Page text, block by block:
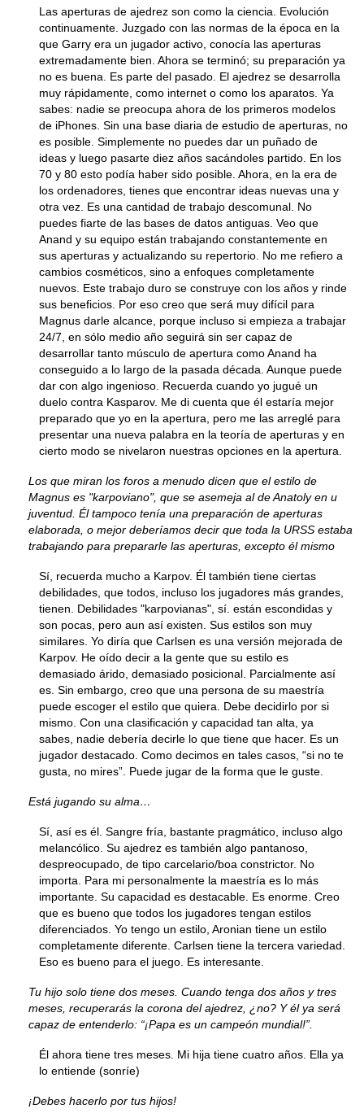
Las aperturas de ajedrez son como la ciencia. Evolución
continuamente. Juzgado con las normas de la época en la
que Garry era un jugador activo, conocía las aperturas
extremadamente bien. Ahora se terminó; su preparación ya
no es buena. Es parte del pasado. El ajedrez se desarrolla
muy rápidamente, como internet o como los aparatos. Ya
sabes: nadie se preocupa ahora de los primeros modelos
de iPhones. Sin una base diaria de estudio de aperturas, no
es posible. Simplemente no puedes dar un puñado de
ideas y luego pasarte diez años sacándoles partido. En los
70 y 80 esto podía haber sido posible. Ahora, en la era de
los ordenadores, tienes que encontrar ideas nuevas una y
otra vez. Es una cantidad de trabajo descomunal. No
puedes fiarte de las bases de datos antiguas. Veo que
Anand y su equipo están trabajando constantemente en
sus aperturas y actualizando su repertorio. No me refiero a
cambios cosméticos, sino a enfoques completamente
nuevos. Este trabajo duro se construye con los años y rinde
sus beneficios. Por eso creo que será muy difícil para
Magnus darle alcance, porque incluso si empieza a trabajar
24/7, en sólo medio año seguirá sin ser capaz de
desarrollar tanto músculo de apertura como Anand ha
conseguido a lo largo de la pasada década. Aunque puede
dar con algo ingenioso. Recuerda cuando yo jugué un
duelo contra Kasparov. Me di cuenta que él estaría mejor
preparado que yo en la apertura, pero me las arreglé para
presentar una nueva palabra en la teoría de aperturas y en
cierto modo se nivelaron nuestras opciones en la apertura.
Los que miran los foros a menudo dicen que el estilo de
Magnus es "karpoviano", que se asemeja al de Anatoly en u
juventud. Él tampoco tenía una preparación de aperturas
elaborada, o mejor deberíamos decir que toda la URSS estaba
trabajando para prepararle las aperturas, excepto él mismo
Sí, recuerda mucho a Karpov. Él también tiene ciertas
debilidades, que todos, incluso los jugadores más grandes,
tienen. Debilidades "karpovianas", sí. están escondidas y
son pocas, pero aun así existen. Sus estilos son muy
similares. Yo diría que Carlsen es una versión mejorada de
Karpov. He oído decir a la gente que su estilo es
demasiado árido, demasiado posicional. Parcialmente así
es. Sin embargo, creo que una persona de su maestría
puede escoger el estilo que quiera. Debe decidirlo por si
mismo. Con una clasificación y capacidad tan alta, ya
sabes, nadie debería decirle lo que tiene que hacer. Es un
jugador destacado. Como decimos en tales casos, “si no te
gusta, no mires”. Puede jugar de la forma que le guste.
Está jugando su alma…
Sí, así es él. Sangre fría, bastante pragmático, incluso algo
melancólico. Su ajedrez es también algo pantanoso,
despreocupado, de tipo carcelario/boa constrictor. No
importa. Para mi personalmente la maestría es lo más
importante. Su capacidad es destacable. Es enorme. Creo
que es bueno que todos los jugadores tengan estilos
diferenciados. Yo tengo un estilo, Aronian tiene un estilo
completamente diferente. Carlsen tiene la tercera variedad.
Eso es bueno para el juego. Es interesante.
Tu hijo solo tiene dos meses. Cuando tenga dos años y tres
meses, recuperarás la corona del ajedrez, ¿no? Y él ya será
capaz de entenderlo: “¡Papa es un campeón mundial!”.
Él ahora tiene tres meses. Mi hija tiene cuatro años. Ella ya
lo entiende (sonríe)
¡Debes hacerlo por tus hijos!